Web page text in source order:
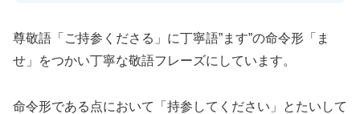
尊敬語「ご持参くださる」に丁寧語”ます”の命令形「ま
せ」をつかい丁寧な敬語フレーズにしています。
命令形である点において「持参してください」とたいして